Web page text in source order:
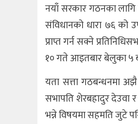
नयाँ सरकार गठनका लागि
संविधानको धारा ७६ को
प्राप्त गर्न सक्ने
१० गते आइतबार बेलुका ५
यता सत्ता गठबन्धनमा
सभापति शेरबहादुर देउवा
भन्ने विषयमा सहमति जुटे